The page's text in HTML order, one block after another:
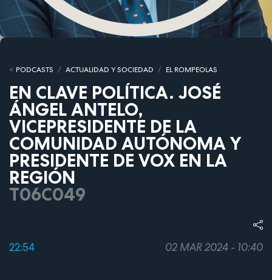
PODCASTS ACTUALIDAD Y SOCIEDAD EL ROMPEOLAS
EN CLAVE POLÍTICA. JOSÉ
ÁNGEL ANTELO,
VICEPRESIDENTE DE LA
COMUNIDAD AUTÓNOMA Y
PRESIDENTE DE VOX EN LA
REGIÓN
T06C049
22:54 02 MAR 2024 - 10:40